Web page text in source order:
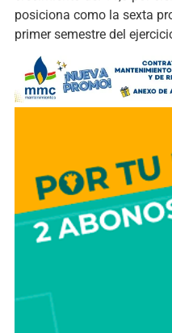
posiciona como la sexta
primer semestre del